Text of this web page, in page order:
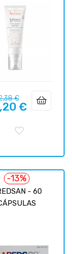
€Prix
€
- 60
-13%